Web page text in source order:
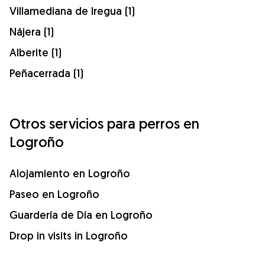
Villamediana de Iregua (1)
Nájera (1)
Alberite (1)
Peñacerrada (1)
Otros servicios para perros en
Logroño
Alojamiento en Logroño
Paseo en Logroño
Guardería de Día en Logroño
Drop in visits in Logroño